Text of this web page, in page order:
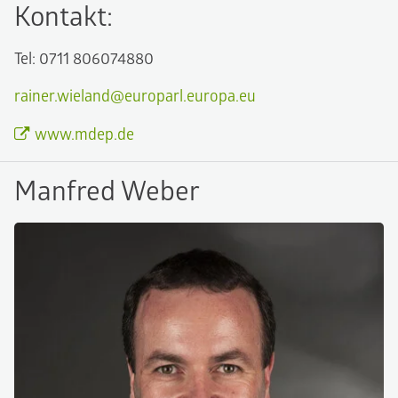
Kontakt:
Tel: 0711 806074880
rainer.wieland@europarl.europa.eu
www.mdep.de
Manfred Weber